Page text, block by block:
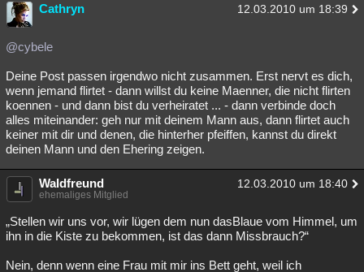
Cathryn 12.03.2010 um 18:39
@cybele
Deine Post passen irgendwo nicht zusammen. Erst nervt es dich,
wenn jemand flirtet - dann willst du keine Maenner, die nicht flirten
koennen - und dann bist du verheiratet ... - dann verbinde doch
alles miteinander: geh nur mit deinem Mann aus, dann flirtet auch
keiner mit dir und denen, die hinterher pfeiffen, kannst du direkt
deinen Mann und den Ehering zeigen.
Waldfreund 12.03.2010 um 18:40
ehemaliges Mitglied
„Stellen wir uns vor, wir lügen dem nun dasBlaue vom Himmel, um
ihn in die Kiste zu bekommen, ist das dann Missbrauch?“
Nein, denn wenn eine Frau mit mir ins Bett geht, weil ich